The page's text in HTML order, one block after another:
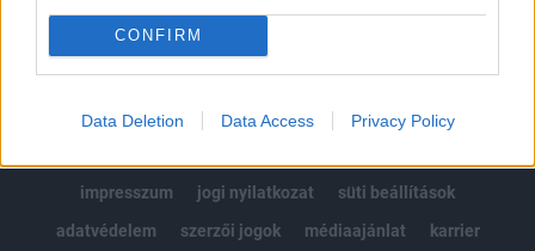
CONFIRM
Data Deletion Data Access Privacy Policy
impresszum
jogi nyilatkozat
süti beállítások
adatvédelem
szerzői jogok médiaajánlat karrier